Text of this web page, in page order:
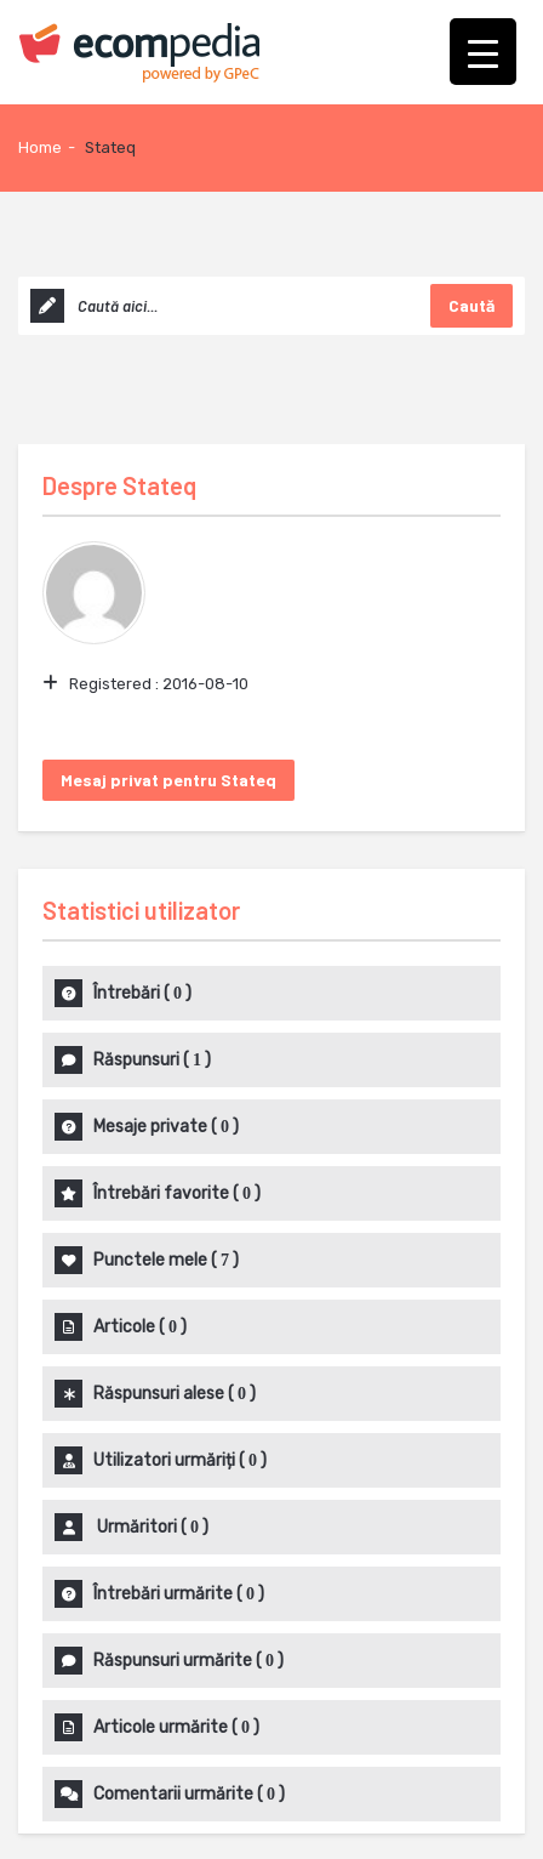
Home - Stateq
Caută
Despre Stateq
Registered : 2016-08-10
Mesaj privat pentru Stateq
Statistici utilizator
Întrebări( 0 )
Răspunsuri( 1 )
Mesaje private( 0 )
Întrebări favorite( 0 )
Punctele mele( 7 )
Articole( 0 )
Răspunsuri alese( 0 )
Utilizatori urmăriți( 0 )
Urmăritori( 0 )
Întrebări urmărite( 0 )
Răspunsuri urmărite( 0 )
Articole urmărite( 0 )
Comentarii urmărite( 0 )